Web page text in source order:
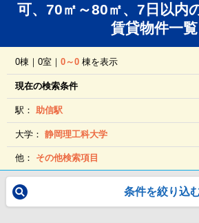
可、70㎡～80㎡、7日以内
賃貸物件一覧
0棟｜0室｜0～0 棟を表示
現在の検索条件
駅： 助信駅
大学：静岡理工科大学
他： その他検索項目
条件を絞り込